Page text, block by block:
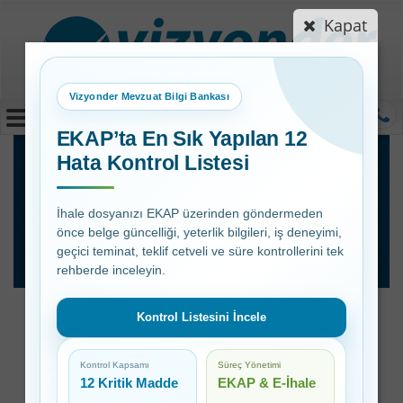
Kapat
Vizyonder Mevzuat Bilgi Bankası
EKAP’ta En Sık Yapılan 12
Hata Kontrol Listesi
İhale dosyanızı EKAP üzerinden göndermeden
önce belge güncelliği, yeterlik bilgileri, iş deneyimi,
geçici teminat, teklif cetveli ve süre kontrollerini tek
rehberde inceleyin.
Kontrol Listesini İncele
Kontrol Kapsamı
12 Kritik Madde
Süreç Yönetimi
EKAP & E-İhale
Mevzuat Bilgi
Bankası:Personel
Mevzuatı
Personel Mevzuatı
Kamu Görevlileri Etik İlkeleri ve 5176 Sayılı Kanun